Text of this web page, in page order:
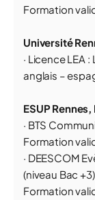
Formation
Université
· Licence LEA
anglais –
ESUP
· BTS
Formation
· DEESCOM
(niveau Bac +3)
Formation